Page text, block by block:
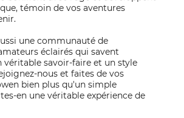
témoin de vos aventures
une communauté de
éclairés qui savent
véritable savoir-faire et un style
nous et faites de vos
bien plus qu'un simple
en une véritable expérience de